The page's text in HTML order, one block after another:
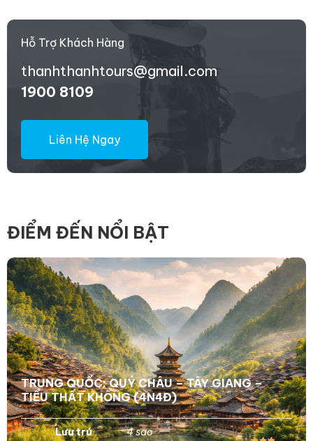
Hỗ Trợ Khách Hàng
thanhthanhtours@gmail.com
1900 8109
Liên Hệ Ngay
ĐIỂM ĐẾN NỔI BẬT
TRUNG QUỐC: QUÝ CHÂU – TÂY GIANG –
TIỂU THẤT KHỔNG (4N4Đ)
Lưu trú 4 sao